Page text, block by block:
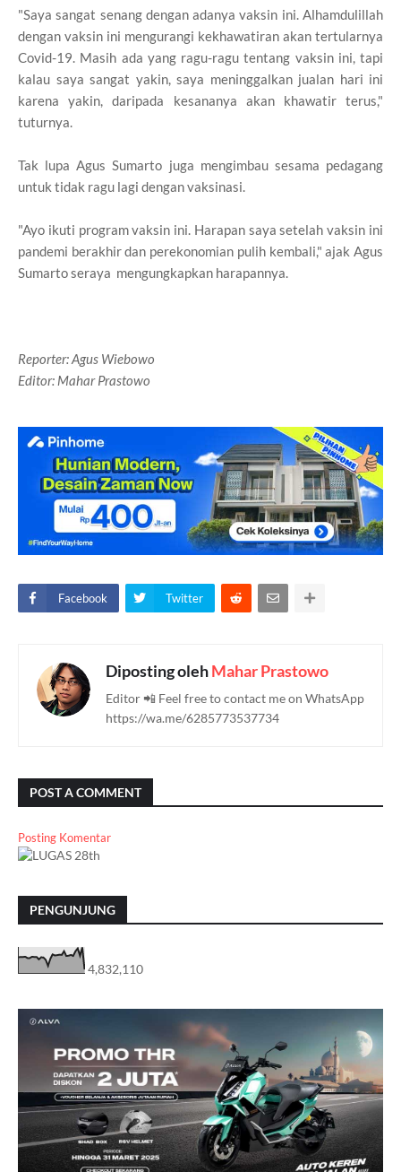
"Saya sangat senang dengan adanya vaksin ini. Alhamdulillah
dengan vaksin ini mengurangi kekhawatiran akan tertularnya
Covid-19. Masih ada yang ragu-ragu tentang vaksin ini, tapi
kalau saya sangat yakin, saya meninggalkan jualan hari ini
karena yakin, daripada kesananya akan khawatir terus,"
tuturnya.
Tak lupa Agus Sumarto juga mengimbau sesama pedagang
untuk tidak ragu lagi dengan vaksinasi.
"Ayo ikuti program vaksin ini. Harapan saya setelah vaksin ini
pandemi berakhir dan perekonomian pulih kembali," ajak Agus
Sumarto seraya mengungkapkan harapannya.
Reporter: Agus Wiebowo
Editor: Mahar Prastowo
Facebook Twitter
Diposting olehMahar Prastowo
Editor 📲 Feel free to contact me on WhatsApp
https://wa.me/6285773537734
POST A COMMENT
Posting Komentar
PENGUNJUNG
4,832,110